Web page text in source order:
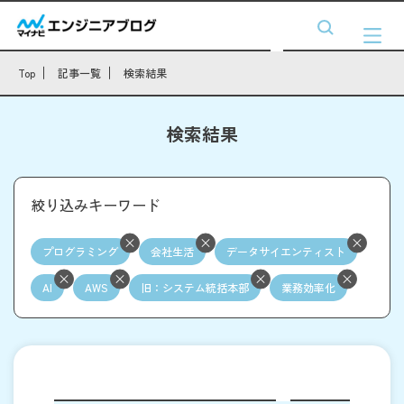
Top 記事一覧 検索結果
検索結果
絞り込みキーワード
プログラミング 会社生活 データサイエンティスト
AI AWS 旧：システム統括本部 業務効率化